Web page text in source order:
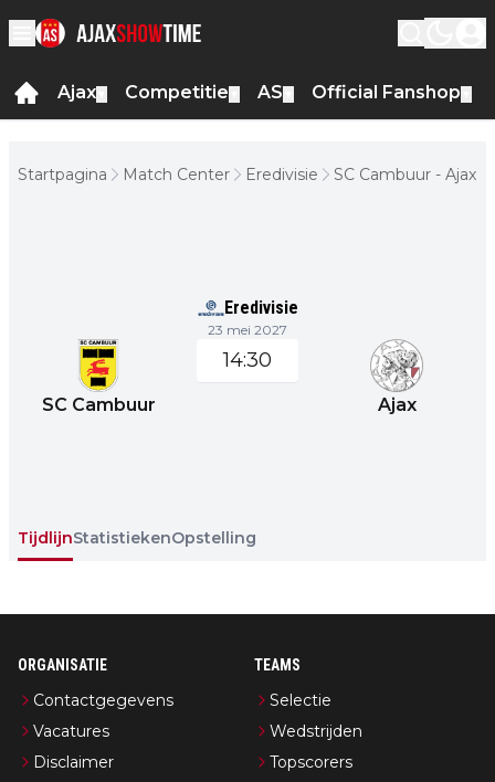
Ajax Competitie AS Official Fanshop
Startpagina Match Center Eredivisie SC Cambuur - Ajax
Eredivisie
23 mei 2027
SC Cambuur
14:30
Ajax
TijdlijnStatistiekenOpstelling
ORGANISATIE
Contactgegevens
Vacatures
Disclaimer
TEAMS
Selectie
Wedstrijden
Topscorers